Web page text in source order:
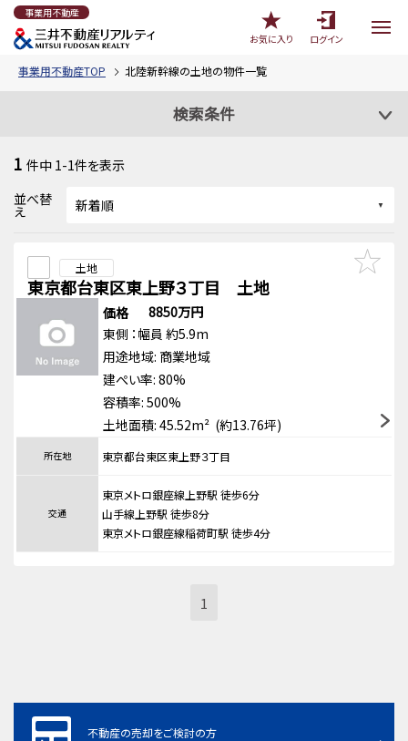
事業用不動産
お気に入り
ログイン
事業用不動産TOP 北陸新幹線の土地の物件一覧
検索条件
1 件中 1-1件を表示
並べ替
え
土地
東京都台東区東上野３丁目 土地
価格
8850万円
東側 ：幅員 約5.9m
用途地域: 商業地域
建ぺい率: 80%
容積率: 500%
土地面積: 45.52m² (約13.76坪)
所在地 東京都台東区東上野３丁目
交通
東京メトロ銀座線上野駅 徒歩6分
山手線上野駅 徒歩8分
東京メトロ銀座線稲荷町駅 徒歩4分
1
不動産の売却をご検討の方